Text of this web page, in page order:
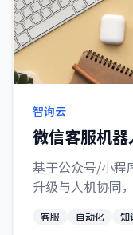
智询云
微信客服机
基于公众号/小程
升级与人机协同
客服 自动化 知